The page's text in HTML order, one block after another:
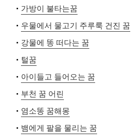
가방이 불타는꿈
우물에서 물고기 주루룩 건진 꿈
강물에 똥 떠다는 꿈
털꿈
아이들고 들어오는 꿈
부천 꿈 어린
염소똥 꿈해몽
뱀에게 팔을 물리는 꿈